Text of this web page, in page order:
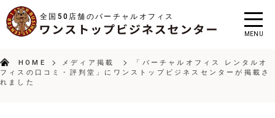
全国50店舗のバーチャルオフィス
MENU
HOME メディア掲載
「バーチャルオフィス レンタルオ
フィスの口コミ・評判堂」にワンストップビジネスセンターが掲載さ
れました